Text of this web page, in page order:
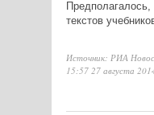
текстов
Источник: РИА
15:57 27 августа